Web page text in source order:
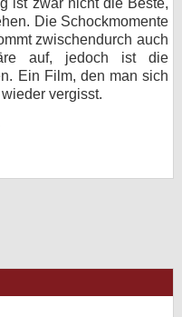
ist zwar nicht die Beste,
Die Schockmomente
zwischendurch auch
auf, jedoch ist die
Ein Film, den man sich
vergisst.